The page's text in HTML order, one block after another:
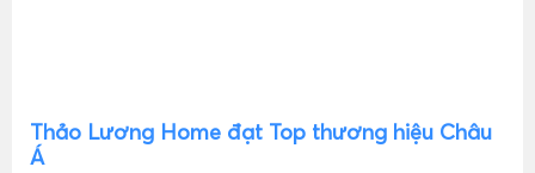
Thảo Lương Home đạt Top thương hiệu Châu
Á